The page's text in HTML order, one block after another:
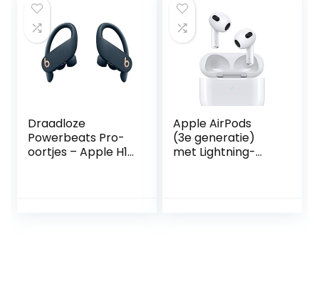
Apple en Android,
Class 1 Bluetooth®,
ingebouwde
microfoon –
Muntgrijs
klankpersonaliseri
ng en Alexa
ingebouwde
Draadloze
Powerbeats Pro-
oortjes – Apple H1-
Apple AirPods
(3e generatie)
met Lightning-